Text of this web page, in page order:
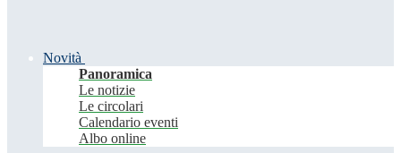
Novità
Panoramica
Le notizie
Le circolari
Calendario eventi
Albo online